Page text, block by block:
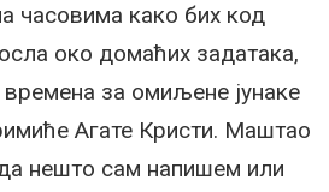
часовима како бих код
око домаћих задатака,
за омиљене јунаке
Агате Кристи. Маштао
нешто сам напишем или